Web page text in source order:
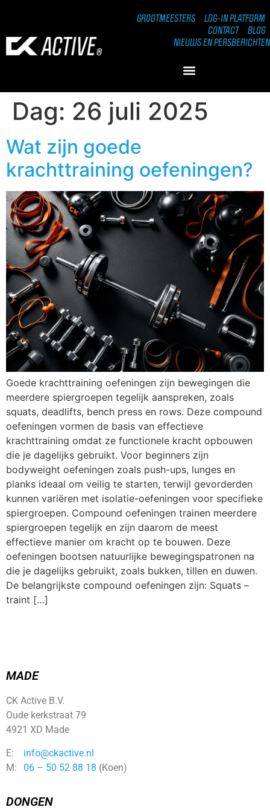
GROOTMEESTERS
LOG-IN PLATFORM
CONTACT
BLOG
NIEUWS EN PERSBERICHTEN
Dag: 26 juli 2025
Wat zijn goede
krachttraining oefeningen?
Goede krachttraining oefeningen zijn bewegingen die
meerdere spiergroepen tegelijk aanspreken, zoals
squats, deadlifts, bench press en rows. Deze compound
oefeningen vormen de basis van effectieve
krachttraining omdat ze functionele kracht opbouwen
die je dagelijks gebruikt. Voor beginners zijn
bodyweight oefeningen zoals push-ups, lunges en
planks ideaal om veilig te starten, terwijl gevorderden
kunnen variëren met isolatie-oefeningen voor specifieke
spiergroepen. Compound oefeningen trainen meerdere
spiergroepen tegelijk en zijn daarom de meest
effectieve manier om kracht op te bouwen. Deze
oefeningen bootsen natuurlijke bewegingspatronen na
die je dagelijks gebruikt, zoals bukken, tillen en duwen.
De belangrijkste compound oefeningen zijn: Squats –
traint […]
MADE
CK Active B.V.
Oude kerkstraat 79
4921 XD Made
E:
info@ckactive.nl
M:
06 – 50 52 88 18 (Koen)
DONGEN